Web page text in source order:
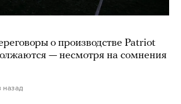
о производстве Patriot
— несмотря на сомнения
назад